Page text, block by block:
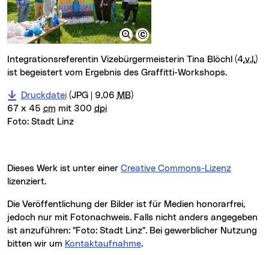
Integrationsreferentin Vizebürgermeisterin Tina Blöchl (4.v.l.)
ist begeistert vom Ergebnis des Graffitti-Workshops.
Druckdatei(JPG | 9,06 MB)
67 x 45 cm mit 300 dpi
Foto: Stadt Linz
Dieses Werk ist unter einer Creative Commons-Lizenz
lizenziert.
Die Veröffentlichung der Bilder ist für Medien honorarfrei,
jedoch nur mit Fotonachweis. Falls nicht anders angegeben
ist anzuführen: "Foto: Stadt Linz". Bei gewerblicher Nutzung
bitten wir um Kontaktaufnahme.